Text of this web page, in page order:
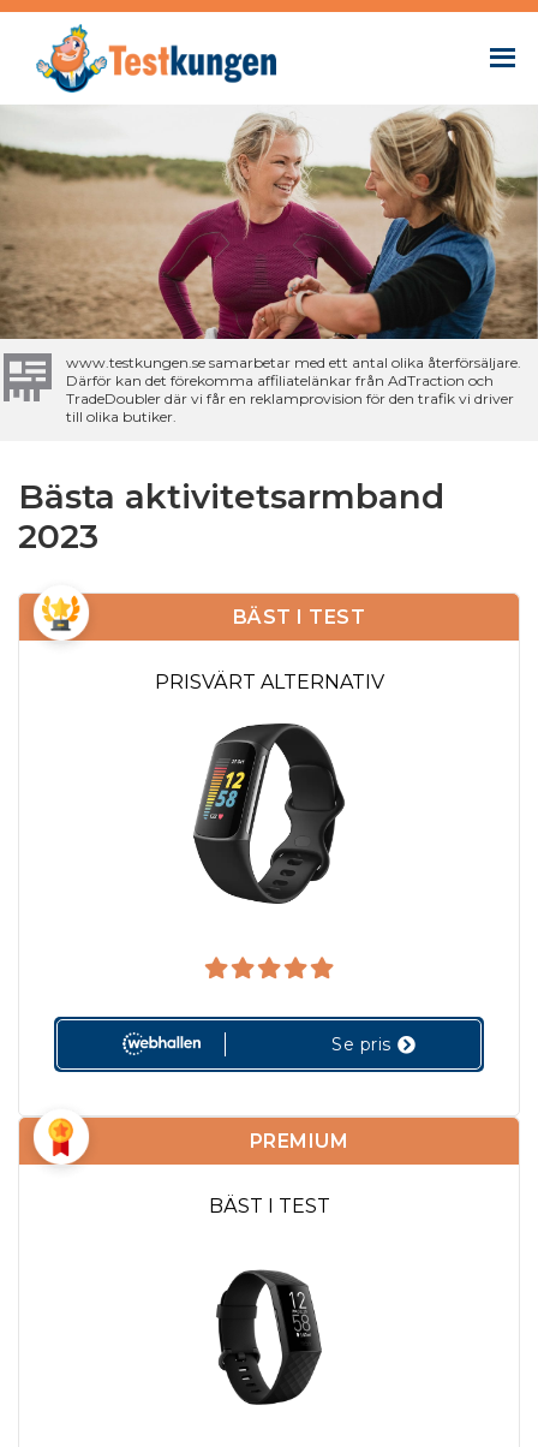
www.testkungen.se samarbetar med ett antal olika återförsäljare.
Därför kan det förekomma affiliatelänkar från AdTraction och
TradeDoubler där vi får en reklamprovision för den trafik vi driver
till olika butiker.
Bästa aktivitetsarmband
2023
BÄST I TEST
PRISVÄRT ALTERNATIV
Se pris
PREMIUM
BÄST I TEST